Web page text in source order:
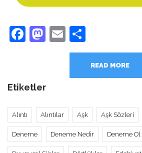
Facebook
Mastodon
Email
READ MORE
Etiketler
Alıntı Alıntılar Aşk Aşk Sözleri
Deneme Deneme Nedir Deneme Ol